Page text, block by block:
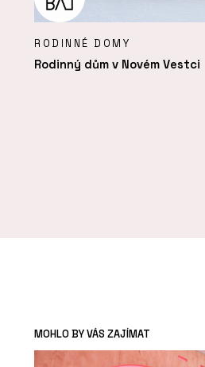
RODINNÉ DOMY
Rodinný dům v Novém Vestci
MOHLO BY VÁS ZAJÍMAT